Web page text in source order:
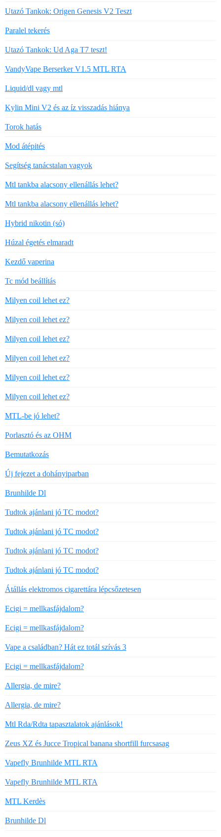
Utazó Tankok: Origen Genesis V2 Teszt
Paralel tekerés
Utazó Tankok: Ud Aga T7 teszt!
VandyVape Berserker V1.5 MTL RTA
Liquid/dl vagy mtl
Kylin Mini V2 és az íz visszadás hiánya
Torok hatás
Mod átépités
Segítség tanácstalan vagyok
Mtl tankba alacsony ellenállás lehet?
Mtl tankba alacsony ellenállás lehet?
Hybrid nikotin (só)
Húzal égetés elmaradt
Kezdő vaperina
Tc mód beállítás
Milyen coil lehet ez?
Milyen coil lehet ez?
Milyen coil lehet ez?
Milyen coil lehet ez?
Milyen coil lehet ez?
Milyen coil lehet ez?
MTL-be jó lehet?
Porlasztó és az OHM
Bemutatkozás
Új fejezet a dohányiparban
Brunhilde Dl
Tudtok ajánlani jó TC modot?
Tudtok ajánlani jó TC modot?
Tudtok ajánlani jó TC modot?
Tudtok ajánlani jó TC modot?
Átállás elektromos cigarettára lépcsőzetesen
Ecigi = mellkasfájdalom?
Ecigi = mellkasfájdalom?
Vape a családban? Hát ez totál szívás 3
Ecigi = mellkasfájdalom?
Allergia, de mire?
Allergia, de mire?
Mtl Rda/Rdta tapasztalatok ajánlások!
Zeus XZ és Jucce Tropical banana shortfill furcsasag
Vapefly Brunhilde MTL RTA
Vapefly Brunhilde MTL RTA
MTL Kerdès
Brunhilde Dl